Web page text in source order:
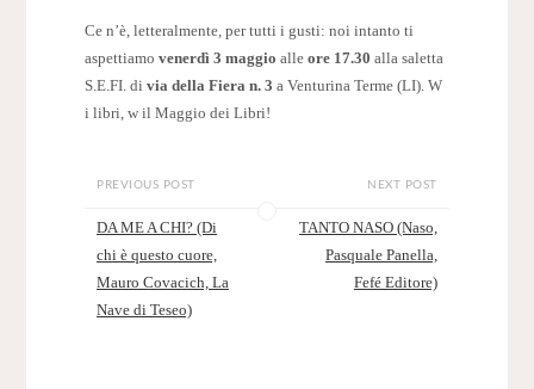
Ce n’è, letteralmente, per tutti i gusti: noi intanto ti
aspettiamo venerdì 3 maggio alle ore 17.30 alla saletta
S.E.FI. di via della Fiera n. 3 a Venturina Terme (LI). W
i libri, w il Maggio dei Libri!
PREVIOUS POST
DA ME A CHI? (Di
chi è questo cuore,
Mauro Covacich, La
Nave di Teseo)
NEXT POST
TANTO NASO (Naso,
Pasquale Panella,
Fefé Editore)